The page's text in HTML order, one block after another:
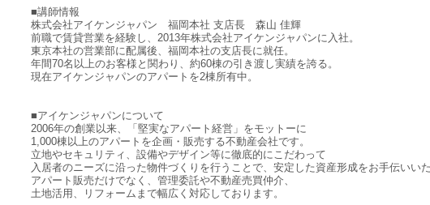
■講師情報
株式会社アイケンジャパン 福岡本社 支店長 森山 佳輝
前職で賃貸営業を経験し、2013年株式会社アイケンジャパンに入社。
東京本社の営業部に配属後、福岡本社の支店長に就任。
年間70名以上のお客様と関わり、約60棟の引き渡し実績を誇る。
現在アイケンジャパンのアパートを2棟所有中。
■アイケンジャパンについて
2006年の創業以来、「堅実なアパート経営」をモットーに
1,000棟以上のアパートを企画・販売する不動産会社です。
立地やセキュリティ、設備やデザイン等に徹底的にこだわって
入居者のニーズに沿った物件づくりを行うことで、安定した資産形成をお手伝いい
アパート販売だけでなく、管理委託や不動産売買仲介、
土地活用、リフォームまで幅広く対応しております。